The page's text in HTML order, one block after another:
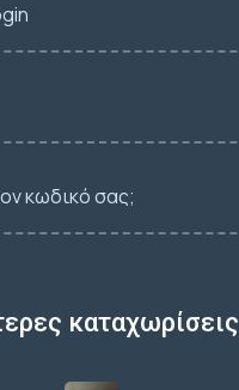
κωδικό σας;
καταχωρίσεις